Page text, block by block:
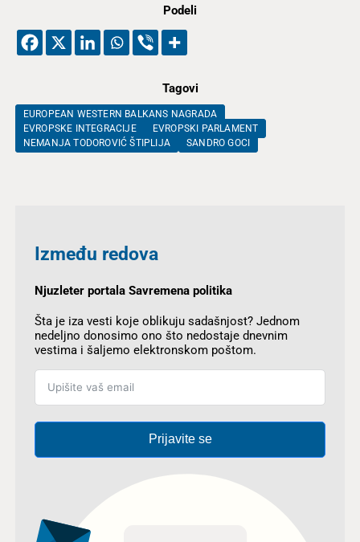
Podeli
Tagovi
EUROPEAN WESTERN BALKANS NAGRADA
EVROPSKE INTEGRACIJE
EVROPSKI PARLAMENT
NEMANJA TODOROVIĆ ŠTIPLIJA
SANDRO GOCI
Između redova
Njuzleter portala Savremena politika
Šta je iza vesti koje oblikuju sadašnjost? Jednom
nedeljno donosimo ono što nedostaje dnevnim
vestima i šaljemo elektronskom poštom.
Prijavite se